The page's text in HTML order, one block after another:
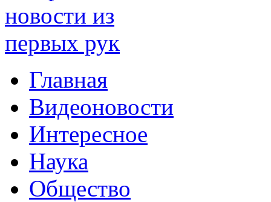
Главная
Видеоновости
Интересное
Наука
Общество